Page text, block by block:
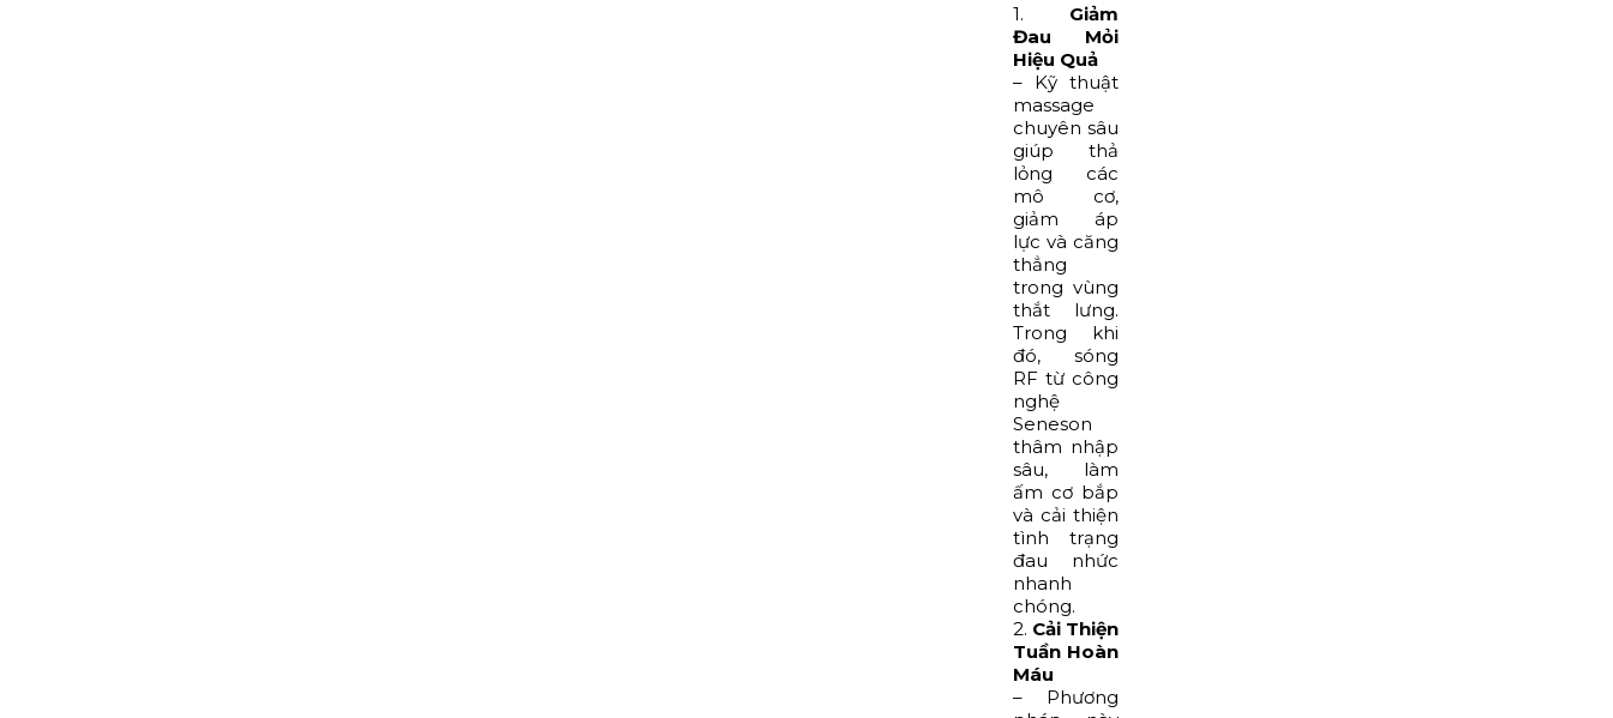
1. Giảm
Đau Mỏi
Hiệu Quả
– Kỹ thuật
massage
chuyên sâu
giúp thả
lỏng các
mô cơ,
giảm áp
lực và căng
thẳng
trong vùng
thắt lưng.
Trong khi
đó, sóng
RF từ công
nghệ
Seneson
thâm nhập
sâu, làm
ấm cơ bắp
và cải thiện
tình trạng
đau nhức
nhanh
chóng.
2. Cải Thiện
Tuần Hoàn
Máu
– Phương